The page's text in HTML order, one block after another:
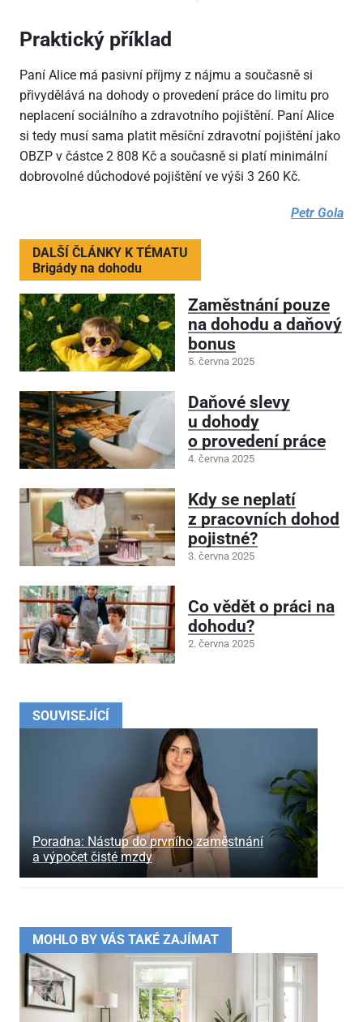
SOUVISEJÍCÍ
Poradna: Nástup do prvního zaměstnání
a výpočet čisté mzdy
Praktický příklad
Paní Alice má pasivní příjmy z nájmu a současně si
přivydělává na dohody o provedení práce do limitu pro
neplacení sociálního a zdravotního pojištění. Paní Alice
si tedy musí sama platit měsíční zdravotní pojištění jako
OBZP v částce 2 808 Kč a současně si platí minimální
dobrovolné důchodové pojištění ve výši 3 260 Kč.
Petr Gola
DALŠÍ ČLÁNKY K TÉMATU
Brigády na dohodu
Zaměstnání pouze
na dohodu a daňový
bonus
5. června 2025
Daňové slevy
u dohody
o provedení práce
4. června 2025
Kdy se neplatí
z pracovních dohod
pojistné?
3. června 2025
Co vědět o práci na
dohodu?
2. června 2025
MOHLO BY VÁS TAKÉ ZAJÍMAT